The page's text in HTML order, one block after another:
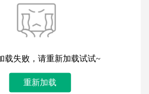
载失败，请重新加载试试~
重新加载